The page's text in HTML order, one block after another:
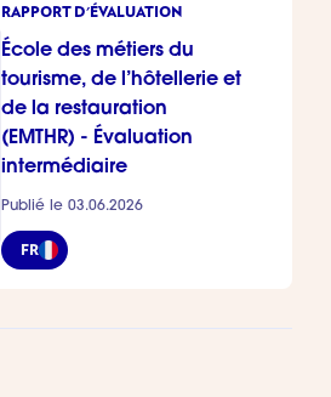
RAPPORT D'ÉVALUATION
École des métiers du
tourisme, de l’hôtellerie et
de la restauration
(EMTHR) - Évaluation
intermédiaire
Publié le 03.06.2026
FR